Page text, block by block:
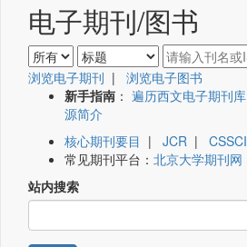
电子期刊/图书
浏览电子期刊 | 浏览电子图书
新手指南 ： 遍历西文电子期刊库
源简介
核心期刊要目 | JCR | CSSCI
常见期刊平台： 北京大学期刊网
站内搜索